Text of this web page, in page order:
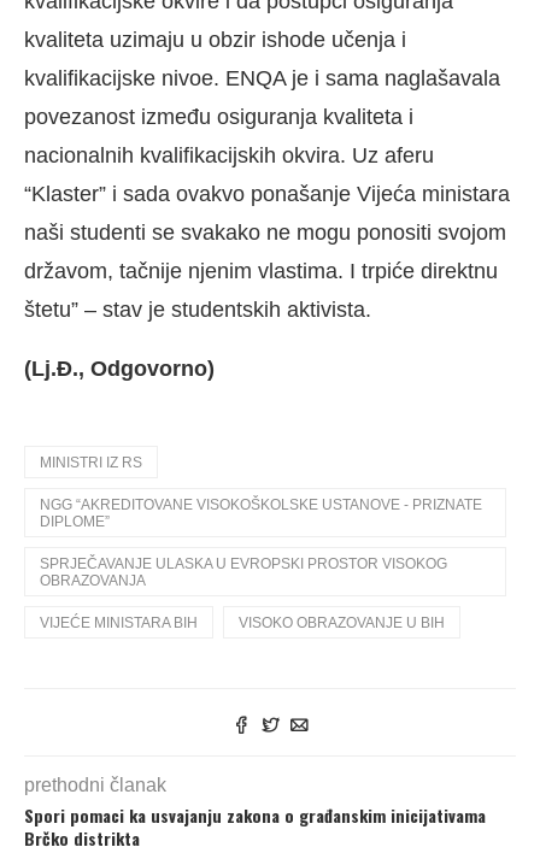
kvaliteta uzimaju u obzir ishode učenja i
kvalifikacijske nivoe. ENQA je i sama naglašavala
povezanost između osiguranja kvaliteta i
nacionalnih kvalifikacijskih okvira. Uz aferu
“Klaster” i sada ovakvo ponašanje Vijeća ministara
naši studenti se svakako ne mogu ponositi svojom
državom, tačnije njenim vlastima. I trpiće direktnu
štetu” – stav je studentskih aktivista.
(Lj.Đ., Odgovorno)
MINISTRI IZ RS
NGG “AKREDITOVANE VISOKOŠKOLSKE USTANOVE - PRIZNATE
DIPLOME”
SPRJEČAVANJE ULASKA U EVROPSKI PROSTOR VISOKOG
OBRAZOVANJA
VIJEĆE MINISTARA BIH VISOKO OBRAZOVANJE U BIH
prethodni članak
Spori pomaci ka usvajanju zakona o građanskim inicijativama
Brčko distrikta